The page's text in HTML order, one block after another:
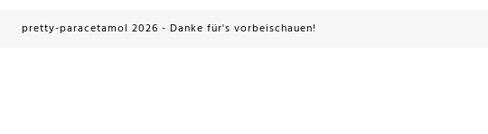
pretty-paracetamol 2026 - Danke für's vorbeischauen!